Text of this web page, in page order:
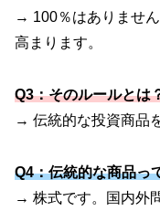
→ 100％はありませ
高まります。
Q3：そのルールとは
→ 伝統的な投資商品
Q4：伝統的な商品っ
→ 株式です。国内外